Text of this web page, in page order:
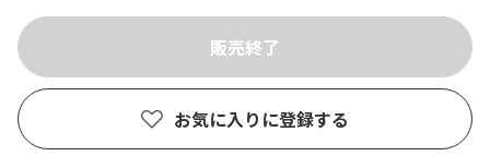
お気に入りに登録する